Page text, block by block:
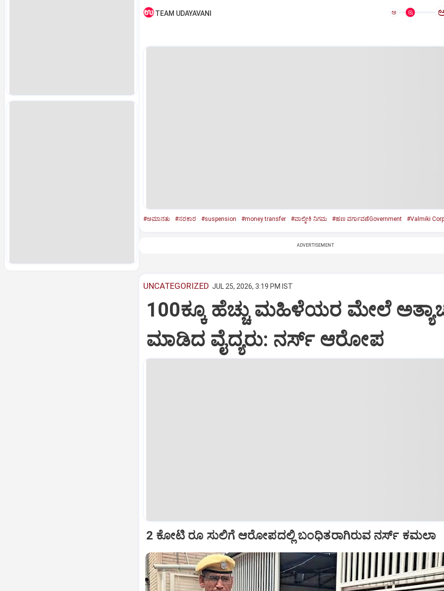
TEAM UDAYAVANI ಅ
#ಅಮಾನತು #ಸರಕಾರ #suspension #money transfer #ವಾಲ್ಮೀಕಿ ನಿಗಮ #ಹಣ ವರ್ಗಾವಣೆGovernment #Valmiki
ADVERTISEMENT
UNCATEGORIZED JUL 25, 2026, 3:19 PM IST
100ಕ್ಕೂ ಹೆಚ್ಚು ಮಹಿಳೆಯರ ಮೇಲೆ
ಮಾಡಿದ ವೈದ್ಯರು: ನರ್ಸ್‌ ಆರೋಪ
2 ಕೋಟಿ ರೂ ಸುಲಿಗೆ ಆರೋಪದಲ್ಲಿ ಬಂಧಿತರಾಗಿರುವ ನರ್ಸ್‌ ಕಮಲಾ